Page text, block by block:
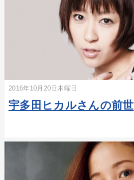
2016年10月20日木曜日
宇多田ヒカルさんの前世